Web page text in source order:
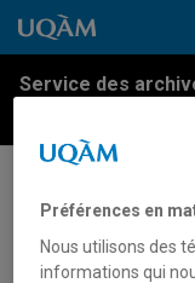
Passer au contenu
Accéder au menu
Accéder à la recherche
Passer au contenu
Accéder au menu
Service des
Création
l’UQAM
Préférences en
Nous utilisons des
informations qui